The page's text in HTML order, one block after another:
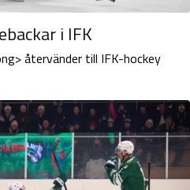
i IFK
återvänder till IFK-hockey